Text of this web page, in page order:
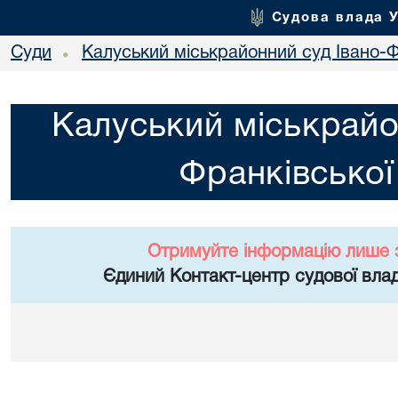
Судова влада
Суди • Калуський міськрайонний суд Івано-
Калуський
Отримуйте інформацію лише
Єдиний Контакт-центр судової